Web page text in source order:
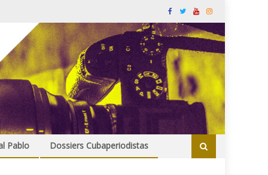
Pablo Dossiers Cubaperiodistas